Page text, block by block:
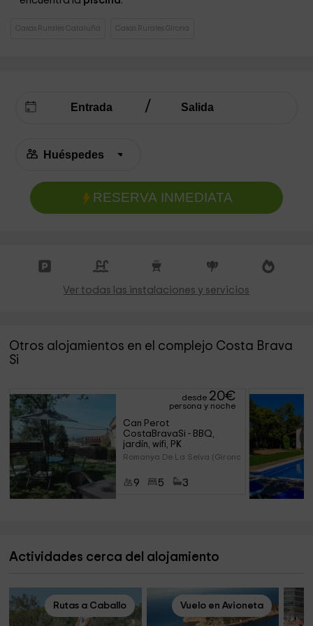
Casas Rurales Cataluña Casas Rurales Girona
RESERVA INMEDIATA
Ver todas las instalaciones y servicios
Otros alojamientos en el complejo Costa Brava
Si
desde 20€
persona y noche
Can Perot
CostaBravaSi - BBQ,
jardín, wifi, PK
Romanya De La Selva (Girona)
9 5 3
Actividades cerca del alojamiento
Rutas a Caballo Vuelo en Avioneta